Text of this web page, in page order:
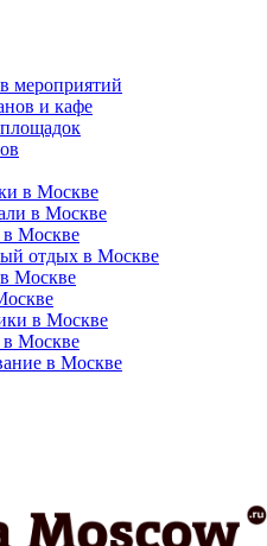
мероприятий
и кафе
в Москве
в Москве
в Москве
отдых в Москве
Москве
в Москве
в Москве
в Москве